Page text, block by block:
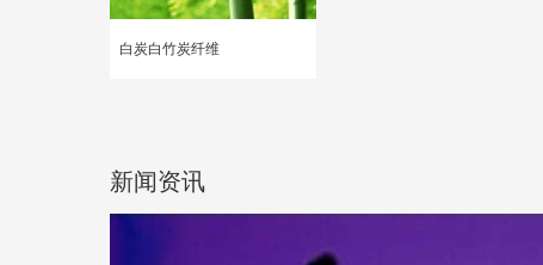
白炭白竹炭纤维
新闻资讯